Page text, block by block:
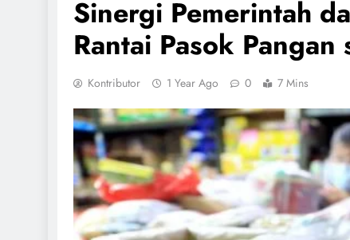
Sinergi Pemerintah
Rantai Pasok Pangan
Kontributor 1 Year Ago 0 7 Mins